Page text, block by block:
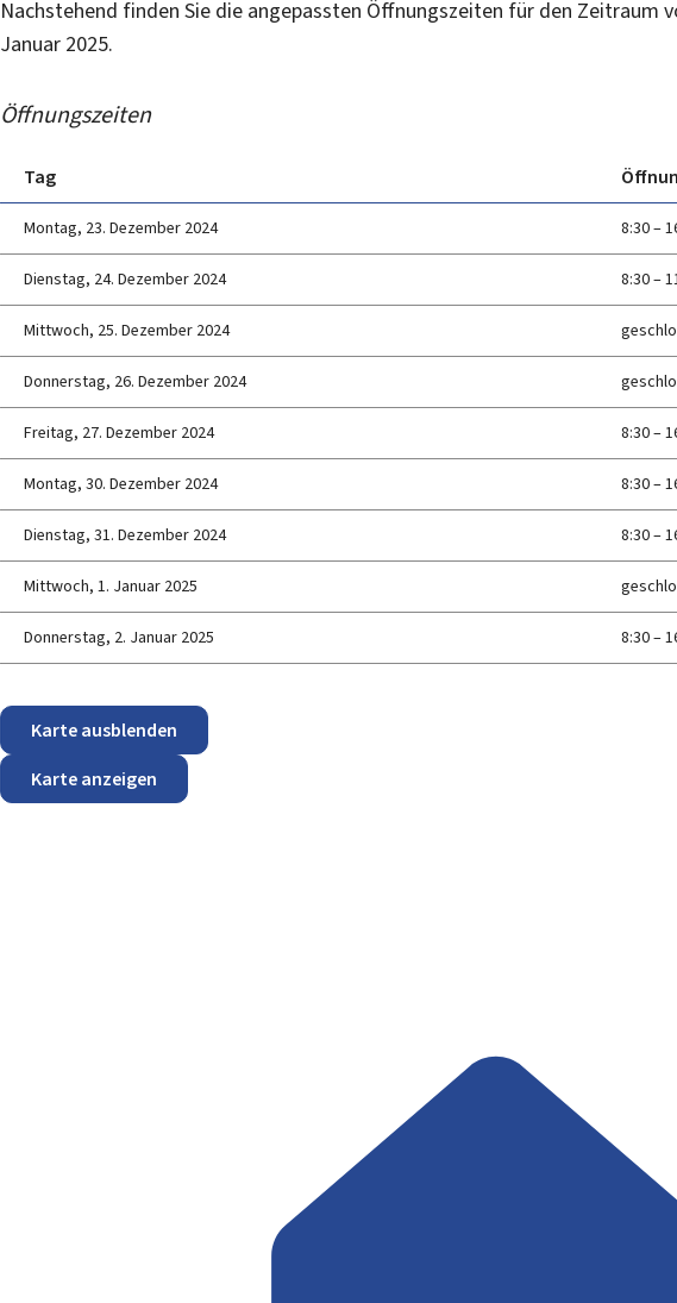
Nachstehend finden Sie die angepassten Öffnungszeiten für den Zeitraum
Januar 2025.
Öffnungszeiten
Tag
Montag, 23. Dezember 2024 8:30 –
Dienstag, 24. Dezember 2024 8:30 –
Mittwoch, 25. Dezember 2024
Donnerstag, 26. Dezember 2024
Freitag, 27. Dezember 2024 8:30 –
Montag, 30. Dezember 2024 8:30 –
Dienstag, 31. Dezember 2024 8:30 –
Mittwoch, 1. Januar 2025
Donnerstag, 2. Januar 2025 8:30 –
Karte ausblenden
Karte anzeigen